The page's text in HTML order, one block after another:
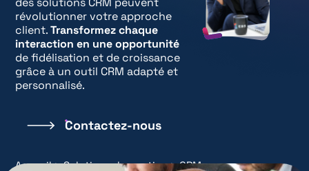
révolutionner votre approche
client.Transformez chaque
interaction en une opportunité
de fidélisation et de croissance
grâce à un outil CRM adapté et
personnalisé.
Contactez-nous
Accueil>Solutions de gestion>CRM